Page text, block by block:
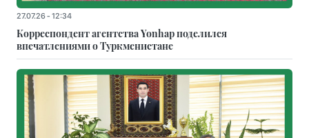
27.07.26 - 12:34
Корреспондент агентства Yonhap поделился
впечатлениями о Туркменистане